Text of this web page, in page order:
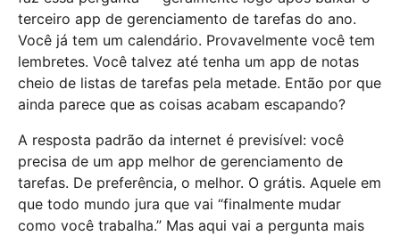
terceiro app de gerenciamento de tarefas do ano.
Você já tem um calendário. Provavelmente você tem
lembretes. Você talvez até tenha um app de notas
cheio de listas de tarefas pela metade. Então por que
ainda parece que as coisas acabam escapando?
A resposta padrão da internet é previsível: você
precisa de um app melhor de gerenciamento de
tarefas. De preferência, o melhor. O grátis. Aquele em
que todo mundo jura que vai “finalmente mudar
como você trabalha.” Mas aqui vai a pergunta mais